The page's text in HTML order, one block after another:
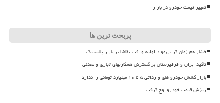
تغییر قیمت خودرو در بازار
پربحث ترین ها
فشار هم زمان گرانی مواد اولیه و افت تقاضا بر بازار پلاستیک
تأکید ایران و قرقیزستان بر گسترش همکاریهای تجاری و معدنی
بازار کشش خودرو های وارداتی ۵ تا ۱۰ میلیارد تومانی را ندارد
ریزش قیمت خودرو اوج گرفت